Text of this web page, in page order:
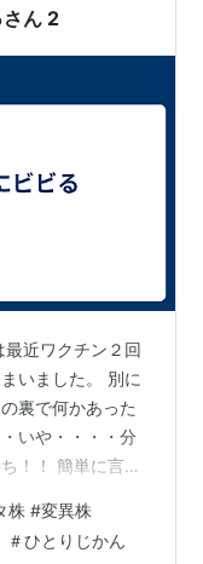
ワクチン接種２回目にビビるおっさん 2
近ワクチン２回
いました。 別に
裏で何かあった
いや・・・・分
！！ 簡単に言う
僕、陸上部ちゃ
く平泳ぎであの
株 #変異株
ひとりじかん